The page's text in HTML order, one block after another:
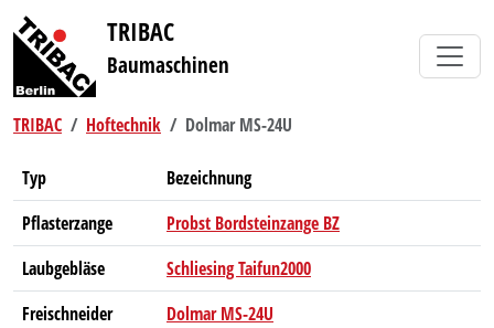
TRIBAC
Baumaschinen
TRIBAC Hoftechnik Dolmar MS-24U
Typ
Bezeichnung
Pflasterzange
Probst Bordsteinzange BZ
Laubgebläse
Schliesing Taifun2000
Freischneider
Dolmar MS-24U